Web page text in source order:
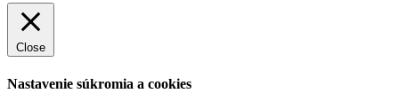
Close
Nastavenie súkromia a cookies